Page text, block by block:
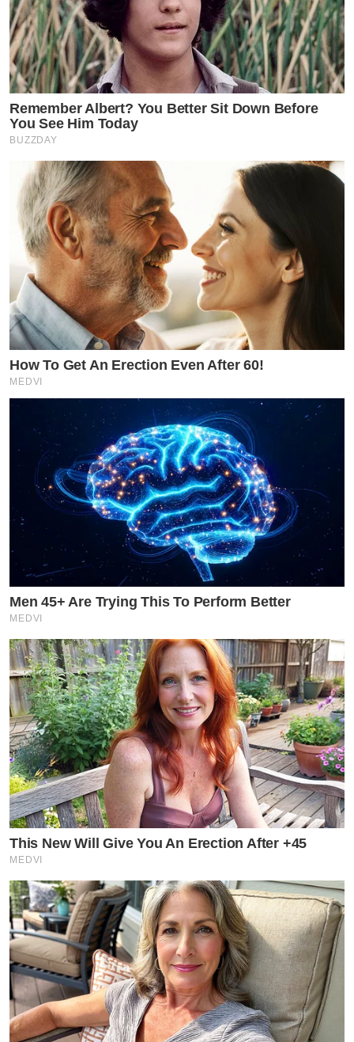
Remember Albert? You Better Sit Down Before
You See Him Today
BUZZDAY
How To Get An Erection Even After 60!
MEDVI
Men 45+ Are Trying This To Perform Better
MEDVI
This New Will Give You An Erection After +45
MEDVI